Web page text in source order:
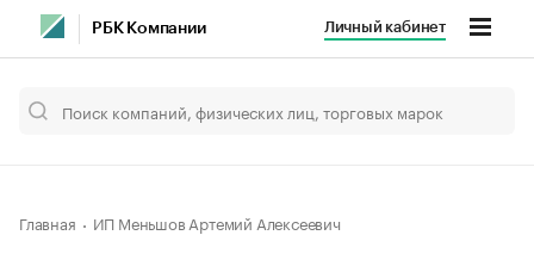
РБК Компании Личный кабинет
Главная ИП Меньшов Артемий Алексеевич